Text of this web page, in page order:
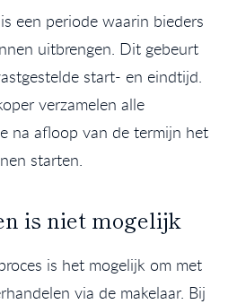
een periode waarin bieders
uitbrengen. Dit gebeurt
start- en eindtijd.
verzamelen alle
na afloop van de termijn het
starten.
is niet mogelijk
is het mogelijk om met
via de makelaar. Bij